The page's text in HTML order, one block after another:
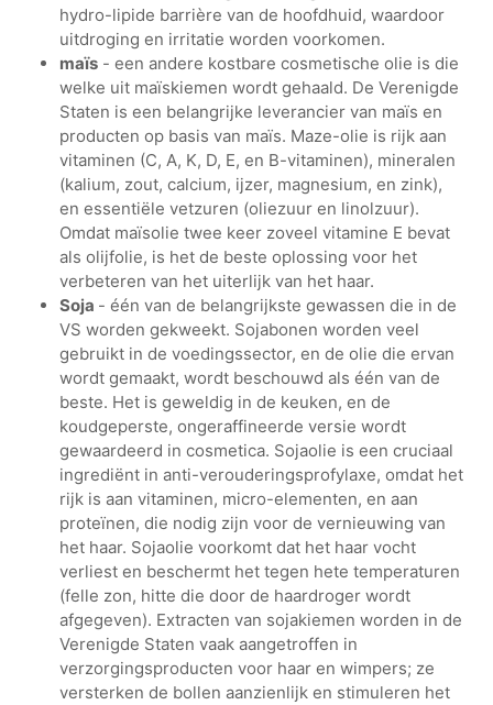
hydro-lipide barrière van de hoofdhuid, waardoor
uitdroging en irritatie worden voorkomen.
maïs - een andere kostbare cosmetische olie is die
welke uit maïskiemen wordt gehaald. De Verenigde
Staten is een belangrijke leverancier van maïs en
producten op basis van maïs. Maze-olie is rijk aan
vitaminen (C, A, K, D, E, en B-vitaminen), mineralen
(kalium, zout, calcium, ijzer, magnesium, en zink),
en essentiële vetzuren (oliezuur en linolzuur).
Omdat maïsolie twee keer zoveel vitamine E bevat
als olijfolie, is het de beste oplossing voor het
verbeteren van het uiterlijk van het haar.
Soja - één van de belangrijkste gewassen die in de
VS worden gekweekt. Sojabonen worden veel
gebruikt in de voedingssector, en de olie die ervan
wordt gemaakt, wordt beschouwd als één van de
beste. Het is geweldig in de keuken, en de
koudgeperste, ongeraffineerde versie wordt
gewaardeerd in cosmetica. Sojaolie is een cruciaal
ingrediënt in anti-verouderingsprofylaxe, omdat het
rijk is aan vitaminen, micro-elementen, en aan
proteïnen, die nodig zijn voor de vernieuwing van
het haar. Sojaolie voorkomt dat het haar vocht
verliest en beschermt het tegen hete temperaturen
(felle zon, hitte die door de haardroger wordt
afgegeven). Extracten van sojakiemen worden in de
Verenigde Staten vaak aangetroffen in
verzorgingsproducten voor haar en wimpers; ze
versterken de bollen aanzienlijk en stimuleren het